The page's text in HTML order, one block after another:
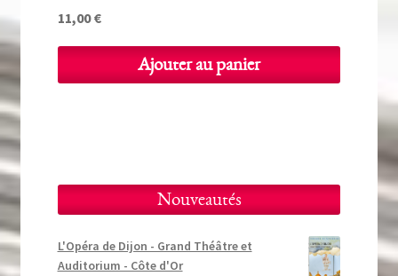
11,00€
Ajouter au panier
Nouveautés
L'Opéra de Dijon - Grand Théâtre et
Auditorium - Côte d'Or